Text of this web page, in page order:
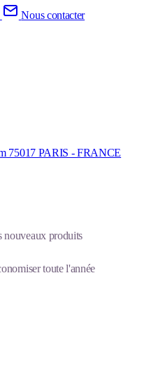
Nous contacter
75017 PARIS - FRANCE
nouveaux produits
toute l'année